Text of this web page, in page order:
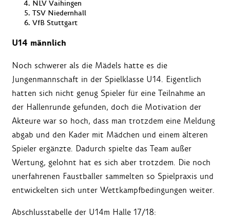
NLV Vaihingen
TSV Niedernhall
VfB Stuttgart
U14 männlich
Noch schwerer als die Mädels hatte es die
Jungenmannschaft in der Spielklasse U14. Eigentlich
hatten sich nicht genug Spieler für eine Teilnahme an
der Hallenrunde gefunden, doch die Motivation der
Akteure war so hoch, dass man trotzdem eine Meldung
abgab und den Kader mit Mädchen und einem älteren
Spieler ergänzte. Dadurch spielte das Team außer
Wertung, gelohnt hat es sich aber trotzdem. Die noch
unerfahrenen Faustballer sammelten so Spielpraxis und
entwickelten sich unter Wettkampfbedingungen weiter.
Abschlusstabelle der U14m Halle 17/18: